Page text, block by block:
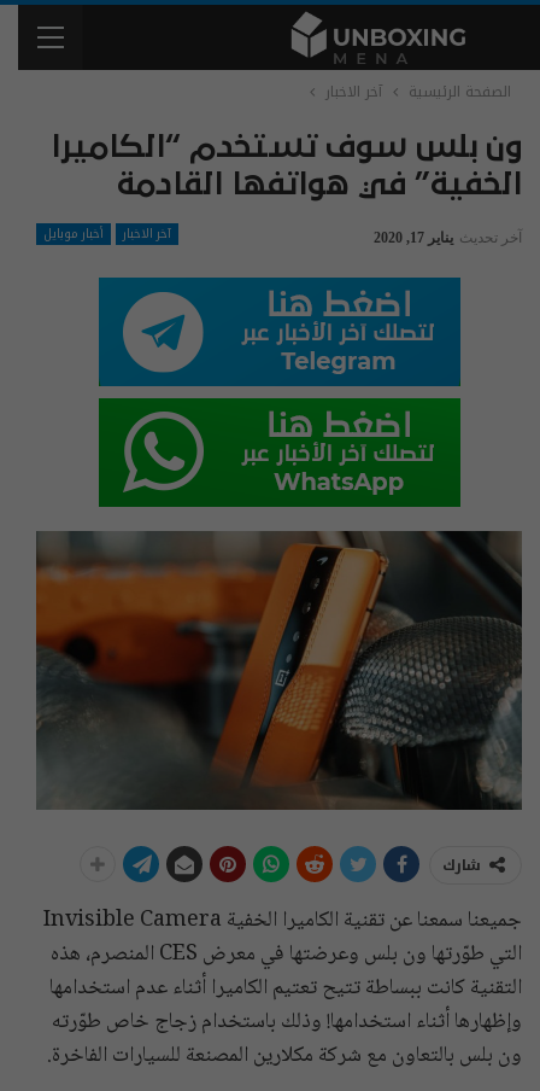
الصفحة الرئيسية آخر الاخبار
ون بلس سوف تستخدم “الكاميرا
الخفية” في هواتفها القادمة
آخر الاخبار أخبار موبايل آخر تحديث يناير 17, 2020
شارك
جميعنا سمعنا عن تقنية الكاميرا الخفية Invisible Camera
التي طوّرتها ون بلس وعرضتها في معرض CES المنصرم، هذه
التقنية كانت ببساطة تتيح تعتيم الكاميرا أثناء عدم استخدامها
وإظهارها أثناء استخدامها! وذلك باستخدام زجاج خاص طوّرته
ون بلس بالتعاون مع شركة مكلارين المصنعة للسيارات الفاخرة.